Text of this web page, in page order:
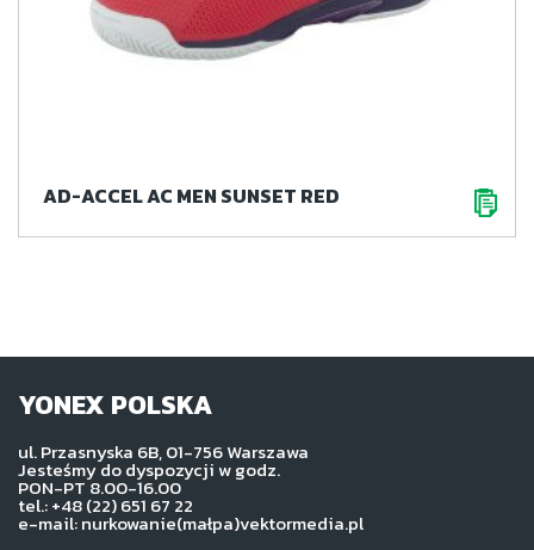
AD-ACCEL AC MEN SUNSET RED
YONEX POLSKA
ul. Przasnyska 6B, 01-756 Warszawa
Jesteśmy do dyspozycji w godz.
PON-PT 8.00-16.00
tel.: +48 (22) 651 67 22
e-mail: nurkowanie(małpa)vektormedia.pl